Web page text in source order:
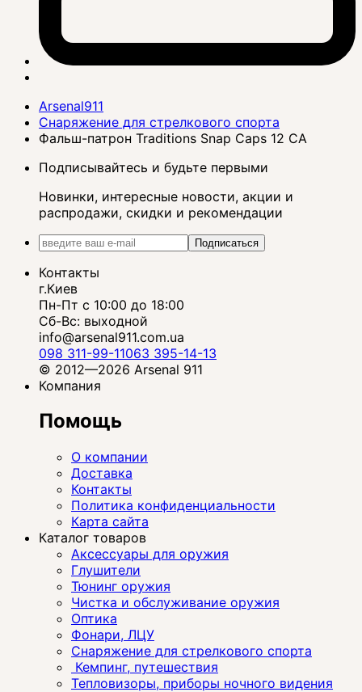
Arsenal911
Снаряжение для стрелкового спорта
Фальш-патрон Traditions Snap Caps 12 CA
Подписывайтесь и будьте первыми
Новинки, интересные новости, акции и
распродажи, скидки и рекомендации
Подписаться
Контакты
г.Киев
Пн-Пт с 10:00 до 18:00
Сб-Вс: выходной
info@arsenal911.com.ua
098 311-99-11063 395-14-13
© 2012—2026 Arsenal 911
Компания
Помощь
О компании
Доставка
Контакты
Политика конфиденциальности
Карта сайта
Каталог товаров
Аксессуары для оружия
Глушители
Тюнинг оружия
Чистка и обслуживание оружия
Оптика
Фонари, ЛЦУ
Снаряжение для стрелкового спорта
Кемпинг, путешествия
Тепловизоры, приборы ночного видения